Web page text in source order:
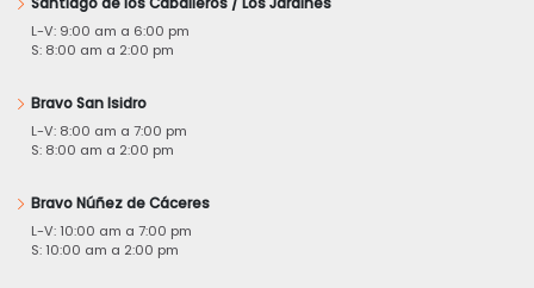
L-V: 9:00 am a 6:00 pm
S: 8:00 am a 2:00 pm
Bravo San Isidro
L-V: 8:00 am a 7:00 pm
S: 8:00 am a 2:00 pm
Bravo Núñez de Cáceres
L-V: 10:00 am a 7:00 pm
S: 10:00 am a 2:00 pm